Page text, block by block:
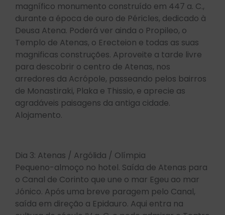
magnífico monumento construído em 447 a. C.,
durante a época de ouro de Péricles, dedicado à
Deusa Atena. Poderá ver ainda o Propileo, o
Templo de Atenas, o Erecteion e todas as suas
magnificas construções. Aproveite a tarde livre
para descobrir o centro de Atenas, nos
arredores da Acrópole, passeando pelos bairros
de Monastiraki, Plaka e Thissio, e aprecie as
agradáveis paisagens da antiga cidade.
Alojamento.
Dia 3: Atenas / Argólida / Olímpia
Pequeno-almoço no hotel. Saída de Atenas para
o Canal de Corinto que une o mar Egeu ao mar
Jónico. Após uma breve paragem pelo Canal,
saída em direção a Epidauro. Aqui entra na